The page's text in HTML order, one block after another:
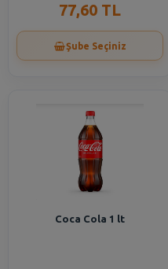
77,60 TL
Şube Seçiniz
Coca Cola 1 lt